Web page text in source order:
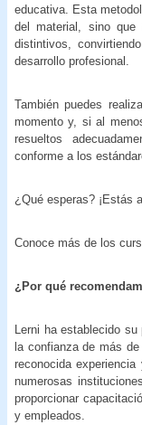
educativa. Esta
del material, sino
distintivos,
desarrollo profesional.
También puedes
momento y, si al
resueltos
conforme a los
¿Qué esperas? ¡Estás
Conoce más de los
¿Por qué
Lerni ha establecido
la confianza de más
reconocida
numerosas
proporcionar
y empleados.